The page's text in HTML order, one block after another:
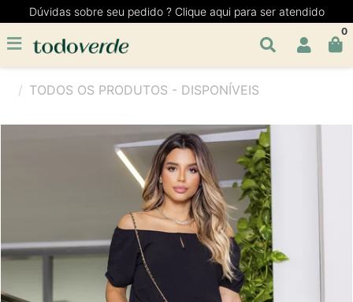
Dúvidas sobre seu pedido ? Clique aqui para ser atendido
0
TODOS OS PRODUTOS - DISPONÍVEIS